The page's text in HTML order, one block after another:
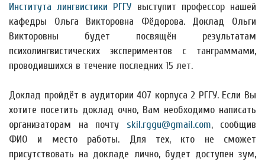
Института лингвистики РГГУ выступит профессор нашей
кафедры Ольга Викторовна Фёдорова. Доклад Ольги
Викторовны будет посвящён результатам
психолингвистических экспериментов с танграммами,
проводившихся в течение последних 15 лет.
Доклад пройдёт в аудитории 407 корпуса 2 РГГУ. Если Вы
хотите посетить доклад очно, Вам необходимо написать
организаторам на почту skil.rggu@gmail.com, сообщив
ФИО и место работы. Для тех, кто не сможет
присутствовать на докладе лично, будет доступен зум,